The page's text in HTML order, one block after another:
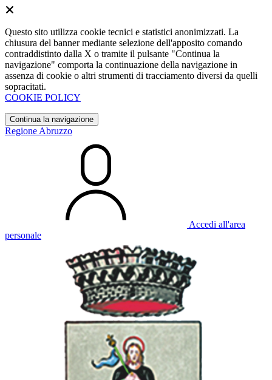
Questo sito utilizza cookie tecnici e statistici anonimizzati. La
chiusura del banner mediante selezione dell'apposito comando
contraddistinto dalla X o tramite il pulsante "Continua la
navigazione" comporta la continuazione della navigazione in
assenza di cookie o altri strumenti di tracciamento diversi da quelli
sopracitati.
COOKIE POLICY
Continua la navigazione
Regione Abruzzo
Accedi all'area
personale